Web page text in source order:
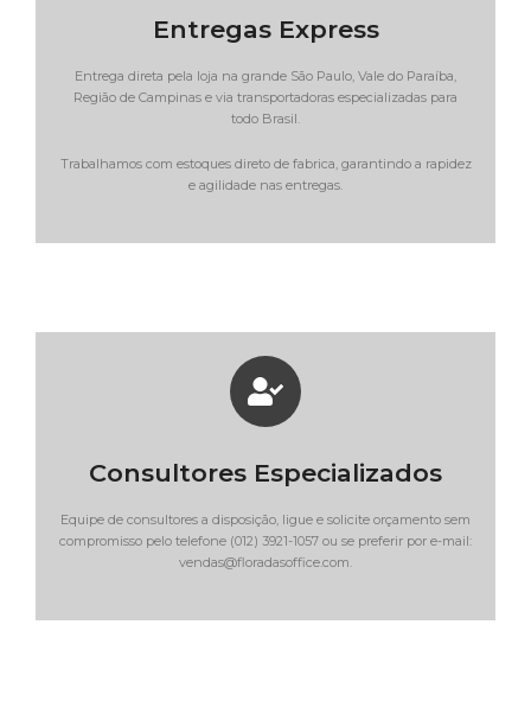
Entregas Express
Entrega direta pela loja na grande São Paulo, Vale do Paraíba,
Região de Campinas e via transportadoras especializadas para
todo Brasil.
Trabalhamos com estoques direto de fabrica, garantindo a rapidez
e agilidade nas entregas.
Consultores Especializados
Equipe de consultores a disposição, ligue e solicite orçamento sem
compromisso pelo telefone (012) 3921-1057 ou se preferir por e-mail:
vendas@floradasoffice.com.